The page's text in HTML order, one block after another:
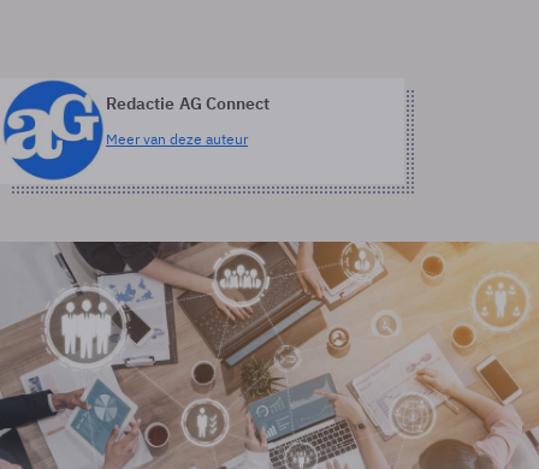
Redactie AG Connect
Meer van deze auteur